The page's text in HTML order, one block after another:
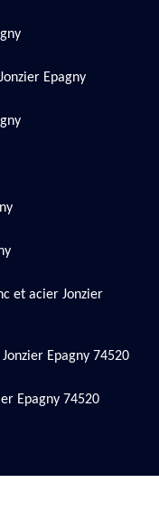
Epagny
et acier Jonzier
Epagny 74520
Epagny 74520